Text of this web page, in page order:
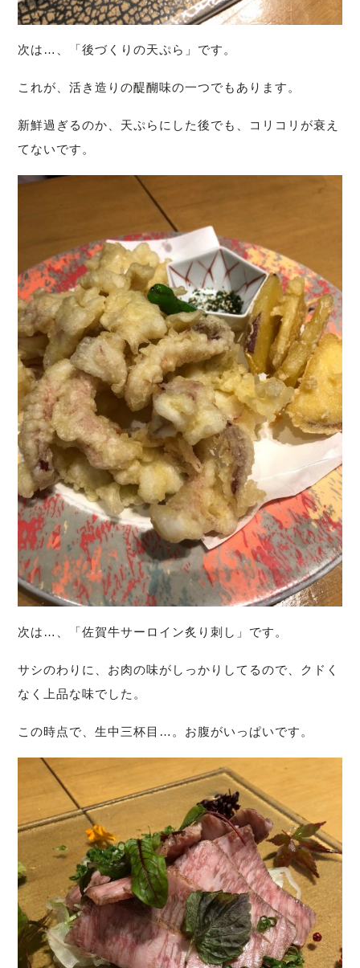
次は…、「後づくりの天ぷら」です。
これが、活き造りの醍醐味の一つでもあります。
新鮮過ぎるのか、天ぷらにした後でも、コリコリが衰え
てないです。
次は…、「佐賀牛サーロイン炙り刺し」です。
サシのわりに、お肉の味がしっかりしてるので、クドく
なく上品な味でした。
この時点で、生中三杯目…。お腹がいっぱいです。